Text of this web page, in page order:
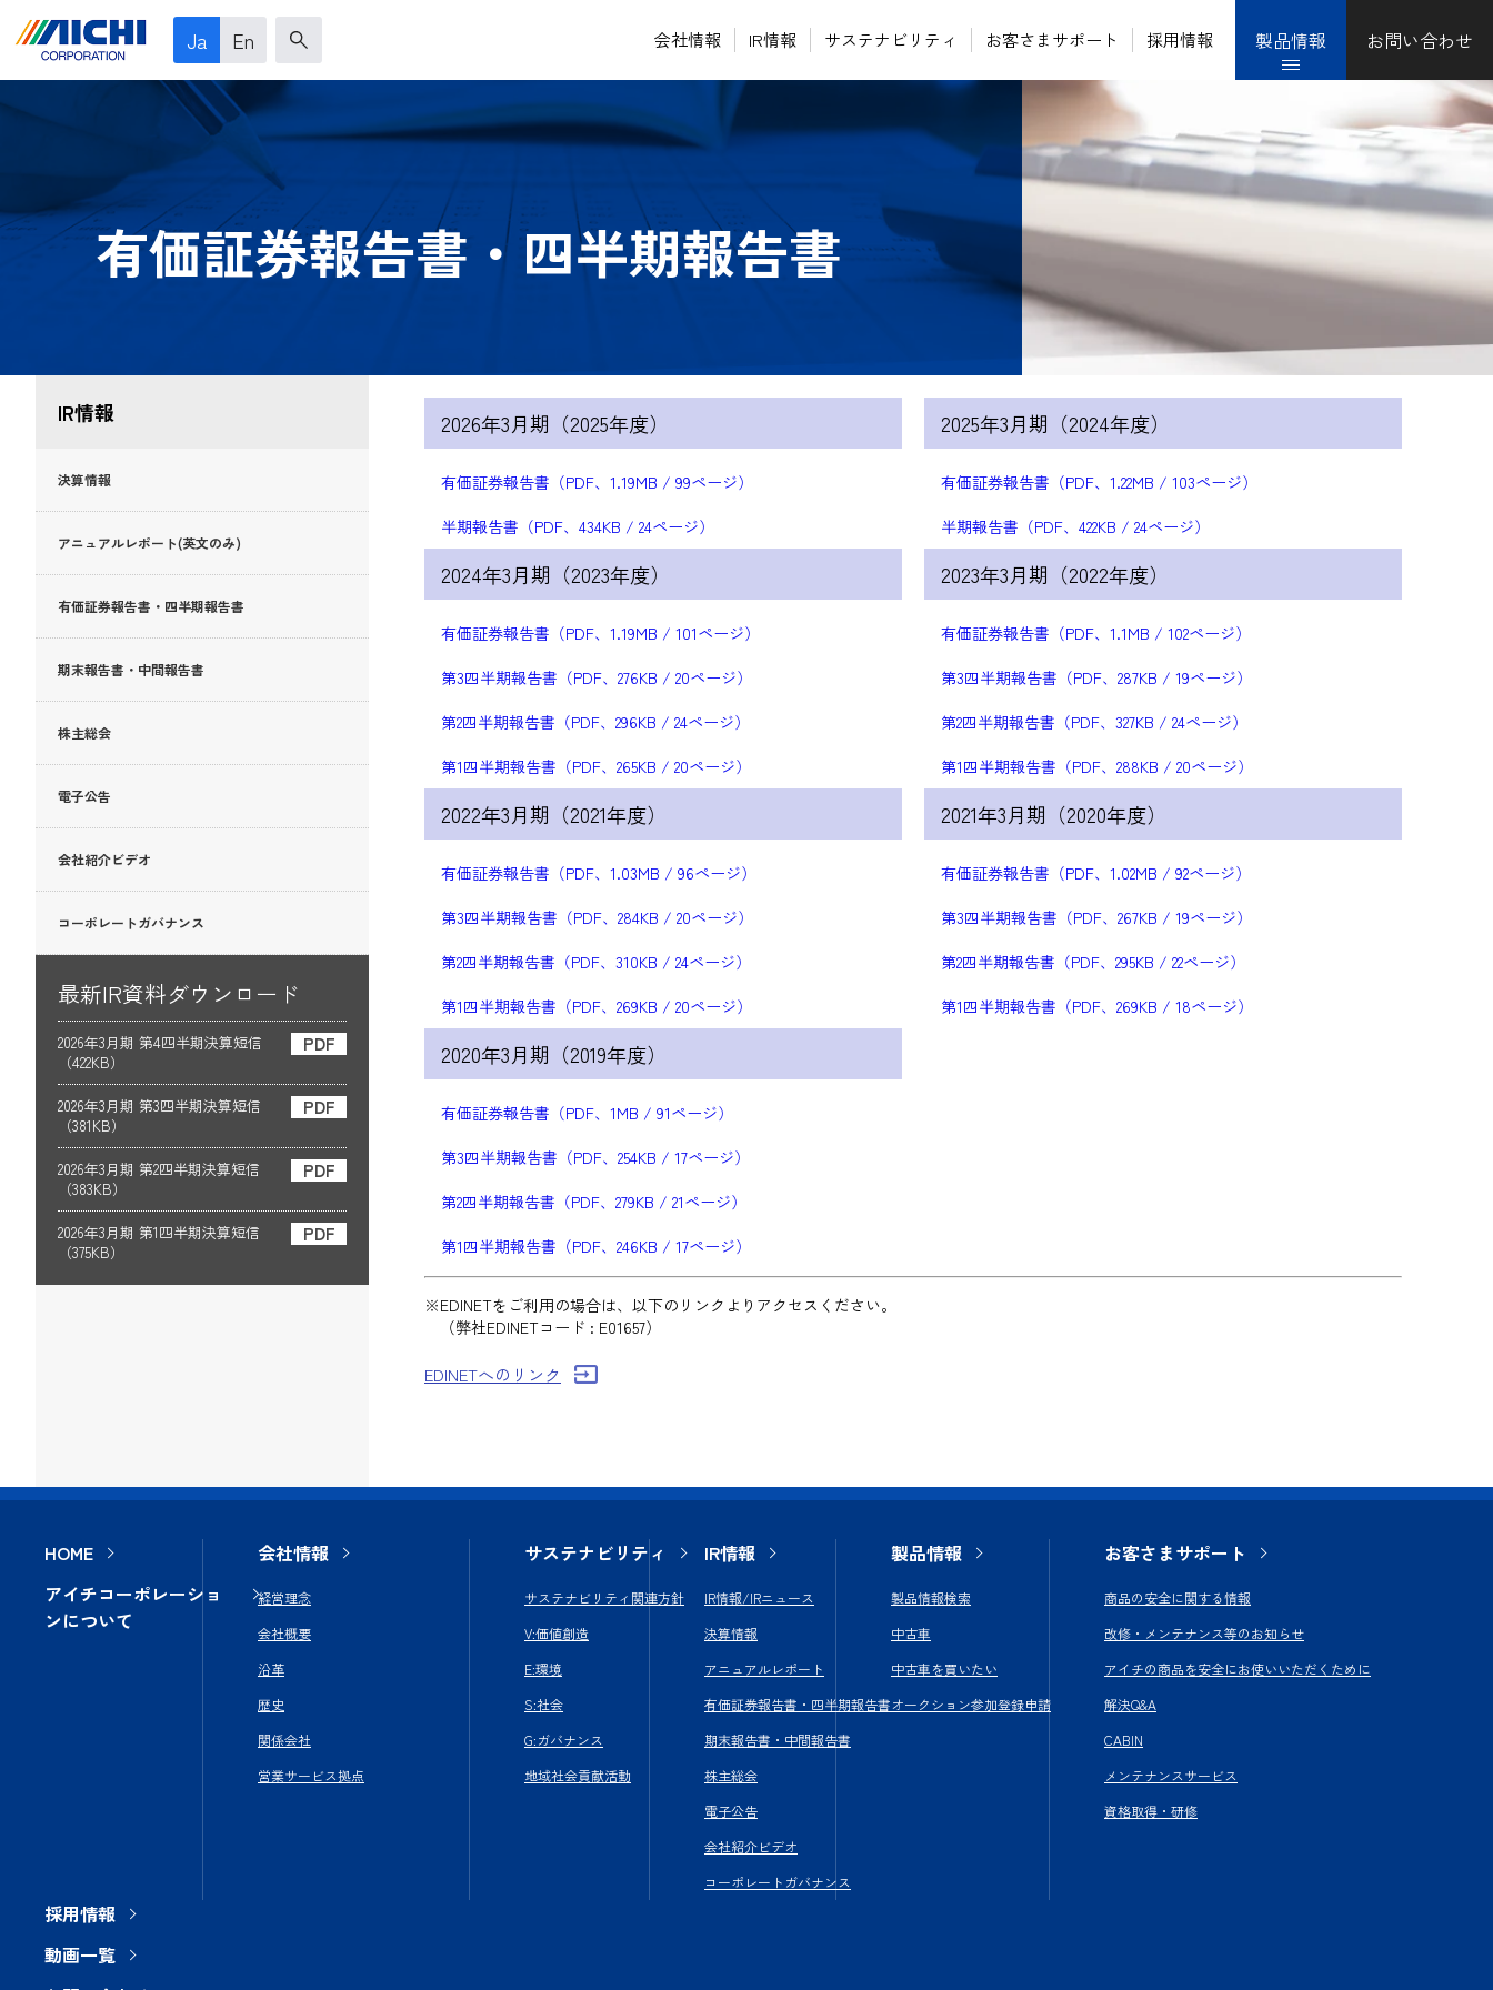
Ja En 会社情報 IR情報 サステナビリティ お客さまサポート 採用情報 製品情報 お問い合わせ
有価証券報告書・四半期報告書
2026年3月期（2025年度）
有価証券報告書（PDF、1.19MB / 99ページ）
半期報告書（PDF、434KB / 24ページ）
2025年3月期（2024年度）
有価証券報告書（PDF、1.22MB / 103ページ）
半期報告書（PDF、422KB / 24ページ）
2024年3月期（2023年度）
有価証券報告書（PDF、1.19MB / 101ページ）
第3四半期報告書（PDF、276KB / 20ページ）
第2四半期報告書（PDF、296KB / 24ページ）
第1四半期報告書（PDF、265KB / 20ページ）
2023年3月期（2022年度）
有価証券報告書（PDF、1.1MB / 102ページ）
第3四半期報告書（PDF、287KB / 19ページ）
第2四半期報告書（PDF、327KB / 24ページ）
第1四半期報告書（PDF、288KB / 20ページ）
2022年3月期（2021年度）
有価証券報告書（PDF、1.03MB / 96ページ）
第3四半期報告書（PDF、284KB / 20ページ）
第2四半期報告書（PDF、310KB / 24ページ）
第1四半期報告書（PDF、269KB / 20ページ）
2021年3月期（2020年度）
有価証券報告書（PDF、1.02MB / 92ページ）
第3四半期報告書（PDF、267KB / 19ページ）
第2四半期報告書（PDF、295KB / 22ページ）
第1四半期報告書（PDF、269KB / 18ページ）
2020年3月期（2019年度）
有価証券報告書（PDF、1MB / 91ページ）
第3四半期報告書（PDF、254KB / 17ページ）
第2四半期報告書（PDF、279KB / 21ページ）
第1四半期報告書（PDF、246KB / 17ページ）
※EDINETをご利用の場合は、以下のリンクよりアクセスください。
（弊社EDINETコード : E01657）
EDINETへのリンク
IR情報
決算情報
アニュアルレポート(英文のみ)
有価証券報告書・四半期報告書
期末報告書・中間報告書
株主総会
電子公告
会社紹介ビデオ
コーポレートガバナンス
最新IR資料ダウンロード
2026年3月期 第4四半期決算短信
（422KB）
PDF
2026年3月期 第3四半期決算短信
（381KB）
PDF
2026年3月期 第2四半期決算短信
（383KB）
PDF
2026年3月期 第1四半期決算短信
（375KB）
PDF
HOME
アイチコーポレーショ
ンについて
会社情報
経営理念
会社概要
沿革
歴史
関係会社
営業サービス拠点
サステナビリティ
サステナビリティ関連方針
V:価値創造
E:環境
S:社会
G:ガバナンス
地域社会貢献活動
IR情報
IR情報/IRニュース
決算情報
アニュアルレポート
有価証券報告書・四半期報告書
期末報告書・中間報告書
株主総会
電子公告
会社紹介ビデオ
コーポレートガバナンス
製品情報
製品情報検索
中古車
中古車を買いたい
オークション参加登録申請
お客さまサポート
商品の安全に関する情報
改修・メンテナンス等のお知らせ
アイチの商品を安全にお使いいただくために
解決Q&A
CABIN
メンテナンスサービス
資格取得・研修
採用情報
動画一覧